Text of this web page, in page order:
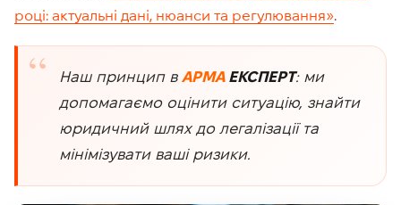
році: актуальні дані, нюанси та регулювання».
Наш принцип в АРМАЕКСПЕРТ:ми
допомагаємо оцінити ситуацію, знайти
юридичний шлях до легалізації та
мінімізувати ваші ризики.